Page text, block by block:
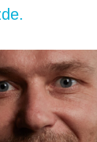
NOVINKY
AKCE
KARIÉRA